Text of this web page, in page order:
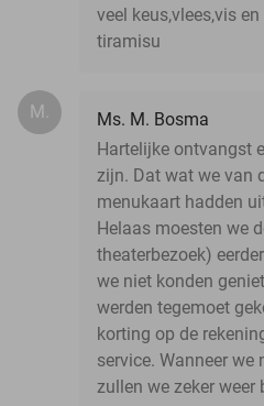
veel keus,vlees,vis
tiramisu
M.
Ms. M. Bosma
Hartelijke ontvangst
zijn. Dat wat we van
menukaart hadden
Helaas moesten we
theaterbezoek)
we niet konden
werden tegemoet
korting op de
service. Wanneer
zullen we zeker weer